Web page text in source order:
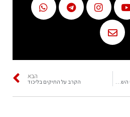
הבא
הקרב על התיקים בליכוד